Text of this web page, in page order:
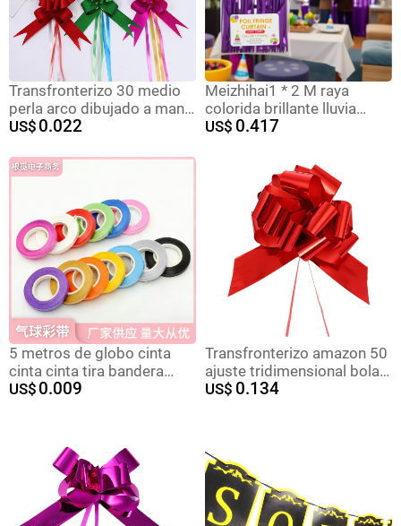
Transfronterizo 30 medio
perla arco dibujado a mano
flor Navidad vacaciones
flor cinta envío gratuito
US$ 0.022
Meizhihai1 * 2 M raya
colorida brillante lluvia
cortina de seda Navidad
Fondo diseño props
US$ 0.417
5 metros de globo cinta
cinta cinta tira bandera
fiesta decoración de
fábrica de accesorios
US$ 0.009
Transfronterizo amazon 50
ajuste tridimensional bola
flor navidad fiesta regalo
US$ 0.134